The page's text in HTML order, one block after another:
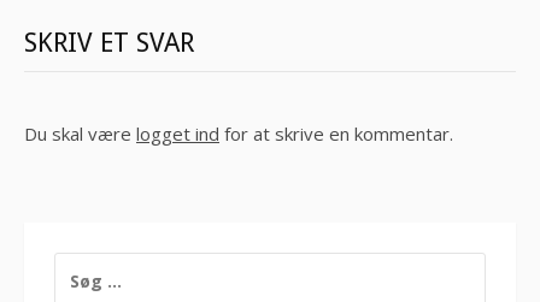
SKRIV ET SVAR
Du skal være logget ind for at skrive en kommentar.
EFTER: